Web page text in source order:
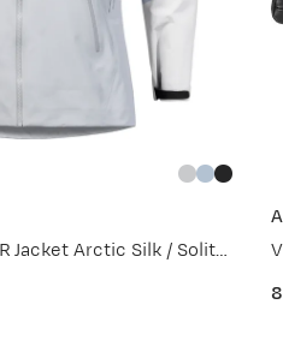
Women's Beta AR Jacket Arctic Silk / Solitude Ii